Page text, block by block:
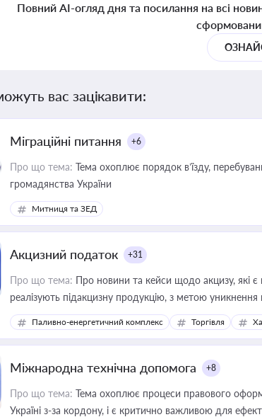
Повний AI-огляд дня та посилання на всі
вас зацікавити:
Міграційні питання +6
Про що тема: Тема охоплює порядок в’їзду,
громадянства України
Митниця та ЗЕД
Акцизний податок +31
Про що тема: Про новини та кейси щодо акцизу, які
реалізують підакцизну продукцію, з метою
Паливно-енергетичний комплекс Торгівля
Міжнародна технічна допомога +8
Про що тема: Тема охоплює процеси правового
Україні з-за кордону, і є критично важливою для